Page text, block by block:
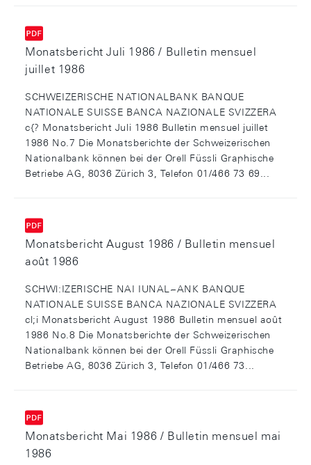
Monatsbericht Juli 1986 / Bulletin mensuel
juillet 1986
SCHWEIZERISCHE NATIONALBANK BANQUE
NATIONALE SUISSE BANCA NAZIONALE SVIZZERA
c{? Monatsbericht Juli 1986 Bulletin mensuel juillet
1986 No.7 Die Monatsberichte der Schweizerischen
Nationalbank können bei der Orell Füssli Graphische
Betriebe AG, 8036 Zürich 3, Telefon 01/466 73 69...
Monatsbericht August 1986 / Bulletin mensuel
août 1986
SCHWl:IZERISCHE NAI IUNAL~ANK BANQUE
NATIONALE SUISSE BANCA NAZIONALE SVIZZERA
cl;i Monatsbericht August 1986 Bulletin mensuel août
1986 No.8 Die Monatsberichte der Schweizerischen
Nationalbank können bei der Orell Füssli Graphische
Betriebe AG, 8036 Zürich 3, Telefon 01/466 73...
Monatsbericht Mai 1986 / Bulletin mensuel mai
1986